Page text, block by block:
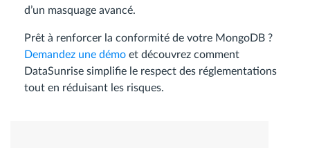
d’un masquage avancé.
Prêt à renforcer la conformité de votre MongoDB ?
Demandez une démo et découvrez comment
DataSunrise simplifie le respect des réglementations
tout en réduisant les risques.